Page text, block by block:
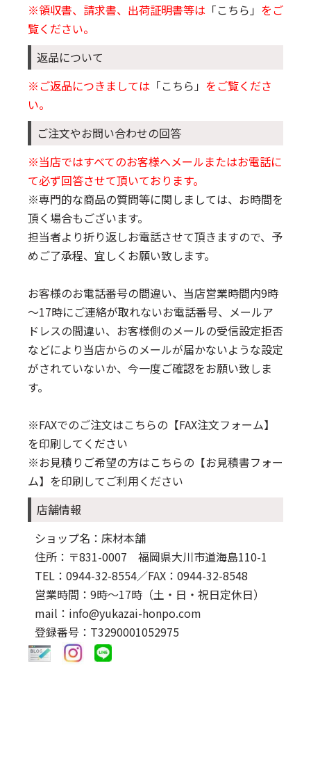
※領収書、請求書、出荷証明書等は 「こちら」 をご
覧ください。
返品について
※ご返品につきましては 「こちら」 をご覧くださ
い。
ご注文やお問い合わせの回答
※当店ではすべてのお客様へメールまたはお電話に
て必ず回答させて頂いております。
※専門的な商品の質問等に関しましては、お時間を
頂く場合もございます。
担当者より折り返しお電話させて頂きますので、予
めご了承程、宜しくお願い致します。
お客様のお電話番号の間違い、当店営業時間内9時
～17時にご連絡が取れないお電話番号、メールア
ドレスの間違い、お客様側のメールの受信設定拒否
などにより当店からのメールが届かないような設定
がされていないか、今一度ご確認をお願い致しま
す。
※FAXでのご注文はこちらの 【FAX注文フォーム】
を印刷してください
※お見積りご希望の方はこちらの 【お見積書フォー
ム】 を印刷してご利用ください
店舗情報
ショップ名：床材本舗
住所：〒831-0007 福岡県大川市道海島110-1
TEL：0944-32-8554／FAX：0944-32-8548
営業時間：9時～17時（土・日・祝日定休日）
mail：info@yukazai-honpo.com
登録番号：T3290001052975